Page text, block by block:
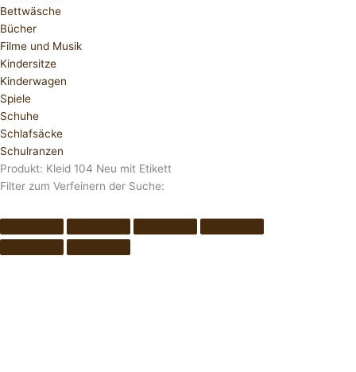
Bettwäsche
Bücher
Filme und Musik
Kindersitze
Kinderwagen
Spiele
Schuhe
Schlafsäcke
Schulranzen
Produkt: Kleid 104 Neu mit Etikett
Filter zum Verfeinern der Suche: